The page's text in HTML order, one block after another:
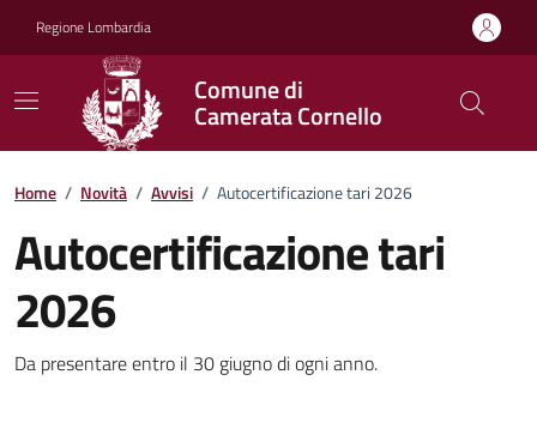
Regione Lombardia
Comune di
Camerata Cornello
Home / Novità / Avvisi / Autocertificazione tari 2026
Autocertificazione tari
2026
Dettagli della notizia
Da presentare entro il 30 giugno di ogni anno.